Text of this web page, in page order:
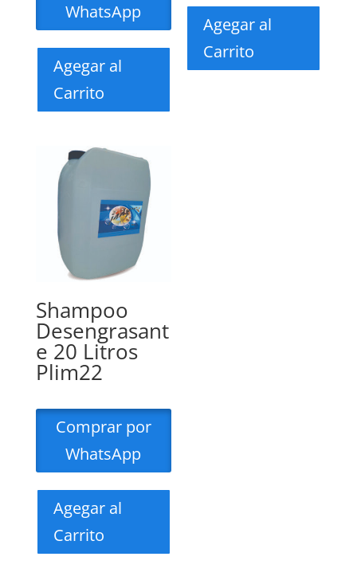
WhatsApp
Agegar al
Carrito
Agegar al
Carrito
Shampoo
Desengrasant
e 20 Litros
Plim22
Comprar por
WhatsApp
Agegar al
Carrito